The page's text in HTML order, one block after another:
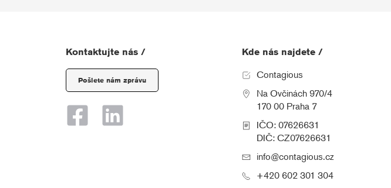
Kontaktujte nás /
Pošlete nám zprávu
Kde nás najdete /
Contagious
Na Ovčinách 970/4
170 00 Praha 7
IČO: 07626631
DIČ: CZ07626631
info@contagious.cz
+420 602 301 304